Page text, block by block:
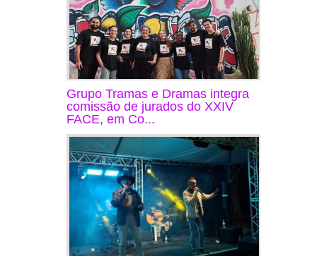
Grupo Tramas e Dramas integra
comissão de jurados do XXIV
FACE, em Co...